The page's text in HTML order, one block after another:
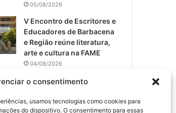
o consentimento
usamos tecnologias como cookies para
do dispositivo. O consentimento para essas
05/08/2026
V Encontro de Escritores e
Educadores de Barbacena
e Região reúne literatura,
arte e cultura na FAME
04/08/2026
Teatro da Pedra apresenta
João del-Rei